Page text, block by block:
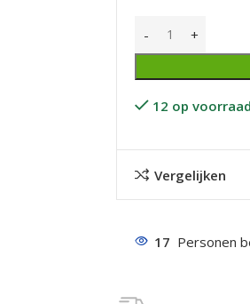
12 op voorraad
Vergelijken
17 Personen